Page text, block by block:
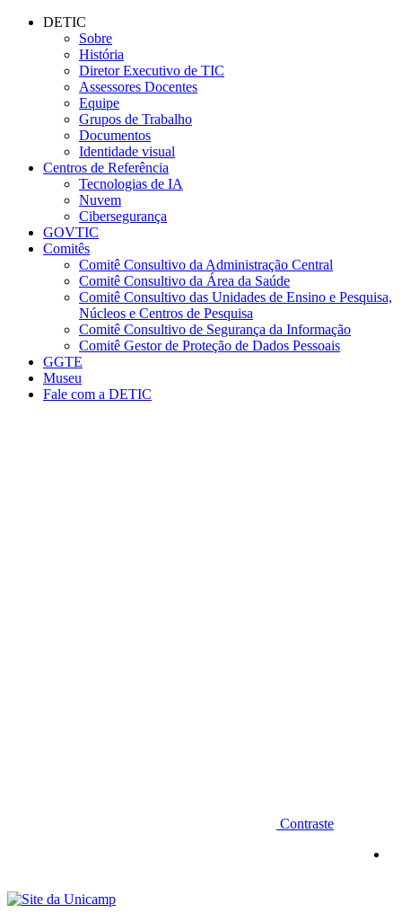
Conteúdo principal
DETIC
Sobre
História
Diretor Executivo de TIC
Assessores Docentes
Equipe
Grupos de Trabalho
Documentos
Identidade visual
Centros de Referência
Tecnologias de IA
Nuvem
Cibersegurança
GOVTIC
Comitês
Comitê Consultivo da Administração Central
Comitê Consultivo da Área da Saúde
Comitê Consultivo das Unidades de Ensino e Pesquisa,
Núcleos e Centros de Pesquisa
Comitê Consultivo de Segurança da Informação
Comitê Gestor de Proteção de Dados Pessoais
GGTE
Museu
Fale com a DETIC
Contraste